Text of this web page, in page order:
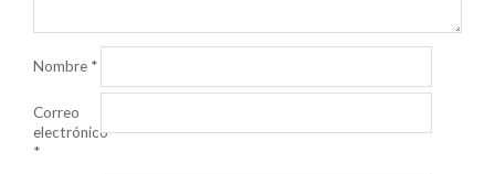
Nombre *
Correo
electrónico
*